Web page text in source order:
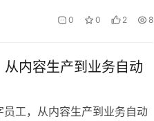
0 0 2 8
内容生产到业务自动
工，从内容生产到业务自动